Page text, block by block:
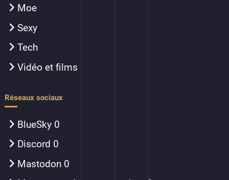
Moe
Sexy
Tech
Vidéo et films
Réseaux sociaux
BlueSky 0
Discord 0
Mastodon 0